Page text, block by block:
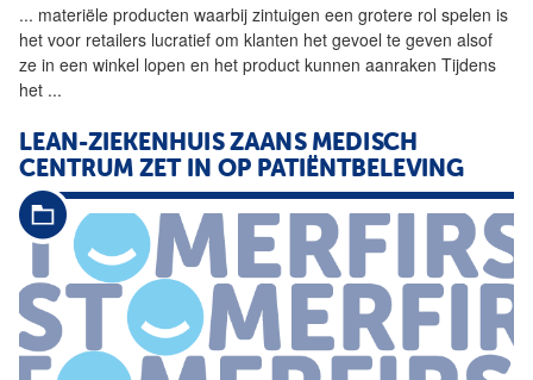
... materiële producten waarbij zintuigen een grotere rol spelen is
het voor retailers lucratief om klanten het gevoel te geven alsof
ze in een winkel lopen en het product kunnen aanraken Tijdens
het ...
LEAN-ZIEKENHUIS ZAANS MEDISCH
CENTRUM ZET IN OP PATIËNTBELEVING